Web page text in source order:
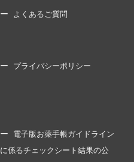
よくあるご質問
プライバシーポリシー
電子版お薬手帳ガイドライン
に係るチェックシート結果の公